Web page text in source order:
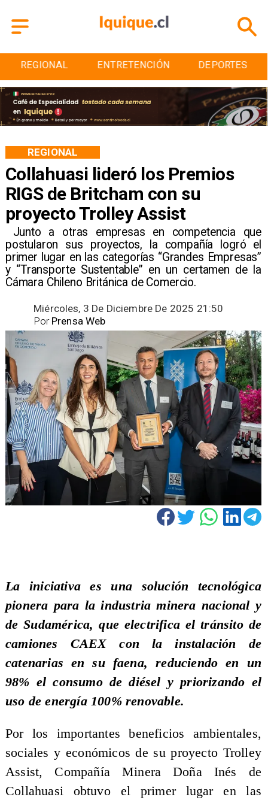
ENTRETENCIÓN DEPORTES CULTURA
Collahuasi lideró los Premios
RIGS de Britcham con su
proyecto Trolley Assist
​ Junto a otras empresas en competencia que
postularon sus proyectos, la compañía logró el
primer lugar en las categorías “Grandes Empresas”
y “Transporte Sustentable” en un certamen de la
Cámara Chileno Británica de Comercio.
REGIONAL
Miércoles, 3 De Diciembre De 2025 21:50
Prensa Web
Por
La iniciativa es una solución tecnológica
pionera para la industria minera nacional y
de Sudamérica, que electrifica el tránsito de
camiones CAEX con la instalación de
catenarias en su faena, reduciendo en un
98% el consumo de diésel y priorizando el
uso de energía 100% renovable.
Por los importantes beneficios ambientales,
sociales y económicos de su proyecto Trolley
Assist, Compañía Minera Doña Inés de
Collahuasi obtuvo el primer lugar en las